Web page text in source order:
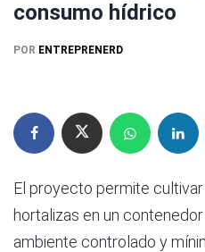
consumo hídrico
POR ENTREPRENERD
El proyecto permite
hortalizas en un
ambiente controlado y